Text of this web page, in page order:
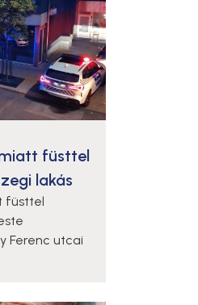
füsttel
lakás
füsttel
Ferenc utcai